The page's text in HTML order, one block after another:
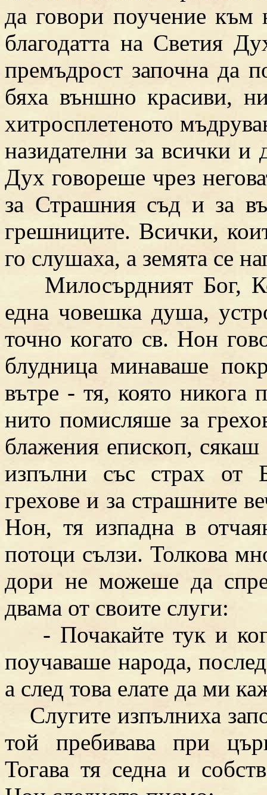
да говори поучение към
благодатта на Светия
премъдрост започна да
бяха външно красиви,
хитросплетеното
назидателни за всички
Дух говореше чрез
за Страшния съд и за
грешниците. Всички,
го слушаха, а земята се
Милосърдният Бог,
една човешка душа,
точно когато св. Нон
блудница минаваше
вътре - тя, която никога
нито помисляше за
блажения епископ,
изпълни със страх от
грехове и за страшните
Нон, тя изпадна в
потоци сълзи. Толкова
дори не можеше да
двама от своите слуги:
- Почакайте тук и
поучаваше народа,
а след това елате да ми
Слугите изпълниха
той пребивава при
Тогава тя седна и